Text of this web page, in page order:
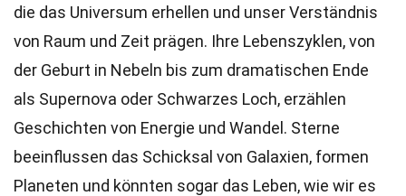
die das Universum erhellen und unser Verständnis
von Raum und Zeit prägen. Ihre Lebenszyklen, von
der Geburt in Nebeln bis zum dramatischen Ende
als Supernova oder Schwarzes Loch, erzählen
Geschichten von Energie und Wandel. Sterne
beeinflussen das Schicksal von Galaxien, formen
Planeten und könnten sogar das Leben, wie wir es